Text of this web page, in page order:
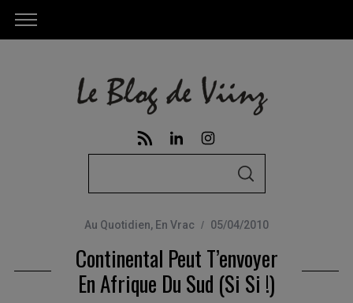
r
c
f
S
C
H
Au Quotidien, En Vrac 05/04/2010
Continental Peut T’envoyer
En Afrique Du Sud (si Si !)